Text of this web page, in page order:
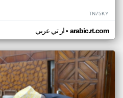
TN75KY
ار تي عربي• arabic.rt.com